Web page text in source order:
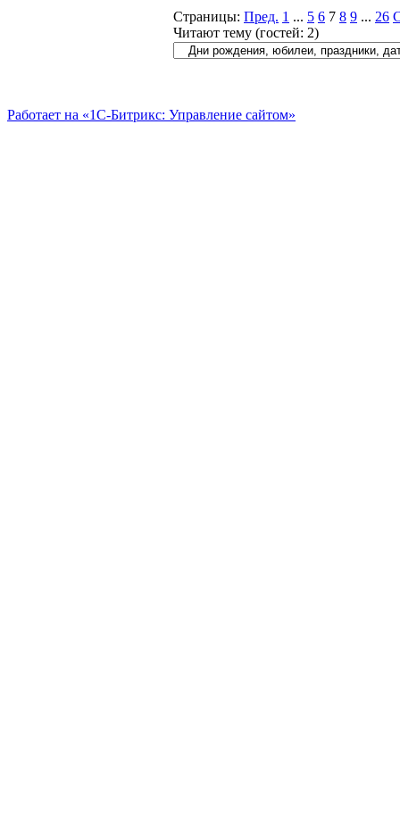
Страницы: Пред. 1 ... 5 6 7 8 9 ... 26
Читают тему (гостей: 2)
Работает на «1С-Битрикс: Управление сайтом»